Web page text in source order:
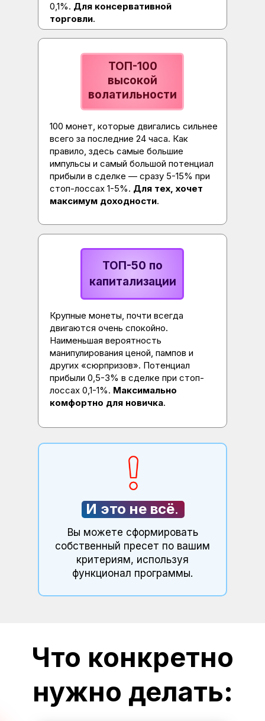
Вы можете сформировать
собственный пресет по вашим
критериям, используя
функционал программы.
0,1%. Для консервативной
торговли.
Крупные монеты, почти всегда
двигаются очень спокойно.
Наименьшая вероятность
манипулирования ценой, пампов и
других «сюрпризов». Потенциал
прибыли 0,5-3% в сделке при стоп-
лоссах 0,1-1%. Максимально
комфортно для новичка.
ТОП-50 по
капитализации
100 монет, которые двигались сильнее
всего за последние 24 часа. Как
правило, здесь самые большие
импульсы и самый большой потенциал
прибыли в сделке — сразу 5-15% при
стоп-лоссах 1-5%. Для тех, хочет
максимум доходности.
ТОП-100
высокой
волатильности
И это не всё.
Что конкретно
нужно делать: